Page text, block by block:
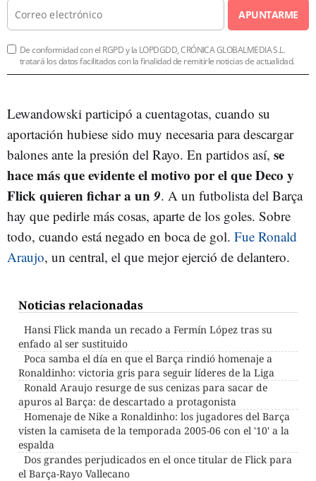
APUNTARME
De conformidad con el RGPD y la LOPDGDD, CRÓNICA GLOBALMEDIA S.L.
tratará los datos facilitados con la finalidad de remitirle noticias de actualidad.
Lewandowski participó a cuentagotas, cuando su
aportación hubiese sido muy necesaria para descargar
balones ante la presión del Rayo. En partidos así, se
hace más que evidente el motivo por el que Deco y
Flick quieren fichar a un9. A un futbolista del Barça
hay que pedirle más cosas, aparte de los goles. Sobre
todo, cuando está negado en boca de gol. Fue Ronald
Araujo, un central, el que mejor ejerció de delantero.
Noticias relacionadas
Hansi Flick manda un recado a Fermín López tras su
enfado al ser sustituido
Poca samba el día en que el Barça rindió homenaje a
Ronaldinho: victoria gris para seguir líderes de la Liga
Ronald Araujo resurge de sus cenizas para sacar de
apuros al Barça: de descartado a protagonista
Homenaje de Nike a Ronaldinho: los jugadores del Barça
visten la camiseta de la temporada 2005-06 con el '10' a la
espalda
Dos grandes perjudicados en el once titular de Flick para
el Barça-Rayo Vallecano